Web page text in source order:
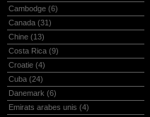
Cambodge (6)
Canada (31)
Chine (13)
Costa Rica (9)
Croatie (4)
Cuba (24)
Danemark (6)
Emirats arabes unis (4)